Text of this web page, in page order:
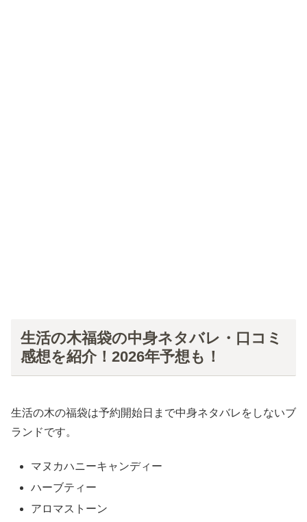
生活の木福袋の中身ネタバレ・口コミ
感想を紹介！2026年予想も！
生活の木の福袋は予約開始日まで中身ネタバレをしないブ
ランドです。
マヌカハニーキャンディー
ハーブティー
アロマストーン